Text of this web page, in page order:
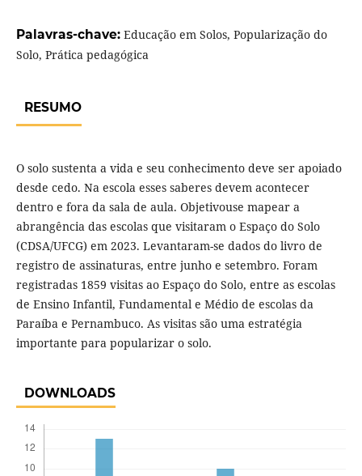
Palavras-chave: Educação em Solos, Popularização do
Solo, Prática pedagógica
RESUMO
O solo sustenta a vida e seu conhecimento deve ser apoiado
desde cedo. Na escola esses saberes devem acontecer
dentro e fora da sala de aula. Objetivouse mapear a
abrangência das escolas que visitaram o Espaço do Solo
(CDSA/UFCG) em 2023. Levantaram-se dados do livro de
registro de assinaturas, entre junho e setembro. Foram
registradas 1859 visitas ao Espaço do Solo, entre as escolas
de Ensino Infantil, Fundamental e Médio de escolas da
Paraíba e Pernambuco. As visitas são uma estratégia
importante para popularizar o solo.
DOWNLOADS